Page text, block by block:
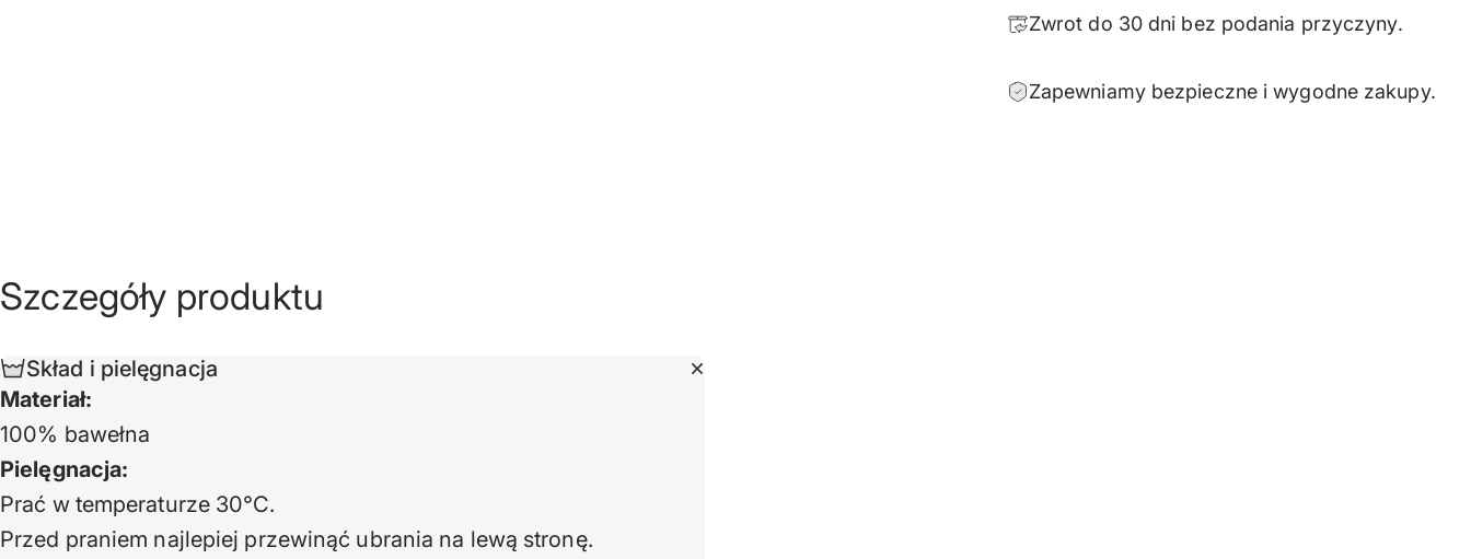
Zwrot do 30 dni bez podania przyczyny.
Zapewniamy bezpieczne i wygodne zakupy.
Szczegóły produktu
Skład i pielęgnacja
Materiał:
100% bawełna
Pielęgnacja:
Prać w temperaturze 30°C.
Przed praniem najlepiej przewinąć ubrania na lewą stronę.